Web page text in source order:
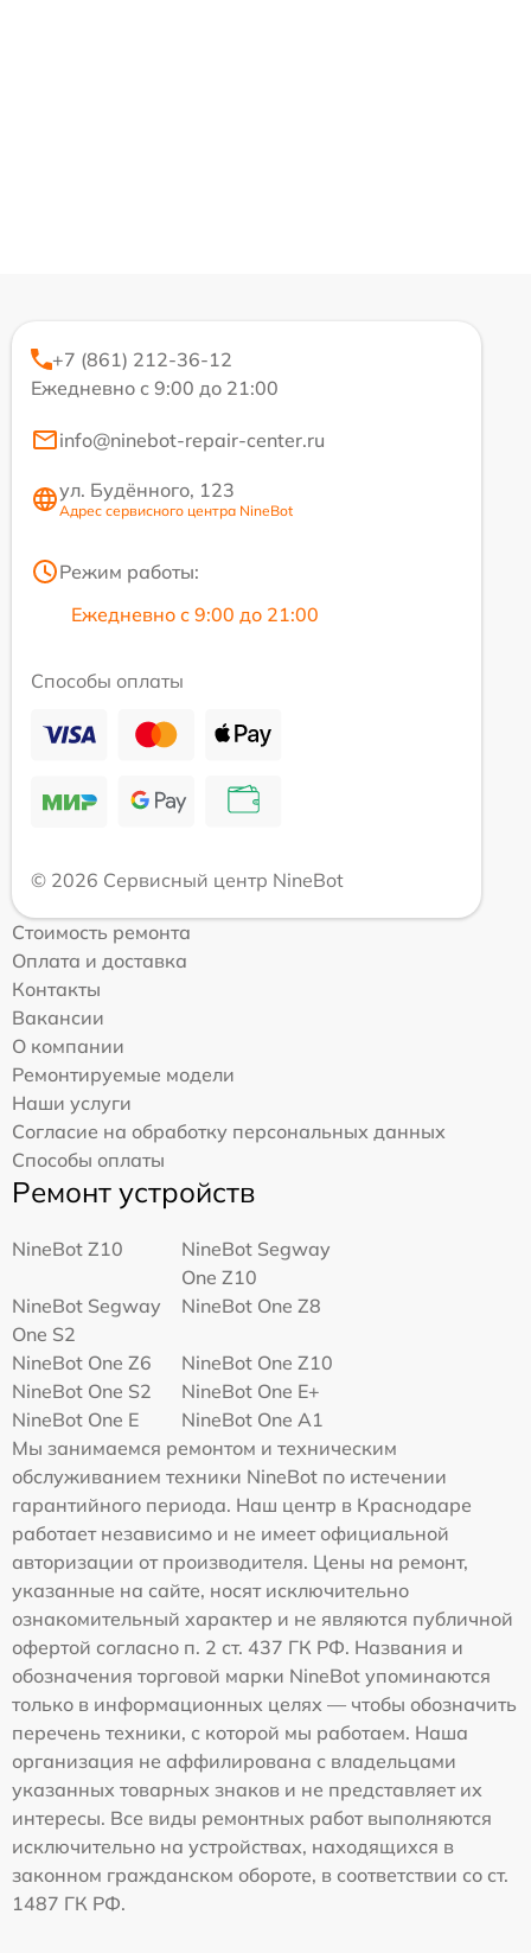
+7 (861) 212-36-12
Ежедневно с 9:00 до 21:00
info@ninebot-repair-center.ru
ул. Будённого, 123
Адрес сервисного центра NineBot
Режим работы:
Ежедневно с 9:00 до 21:00
Способы оплаты
© 2026 Сервисный центр NineBot
Стоимость ремонта
Оплата и доставка
Контакты
Вакансии
О компании
Ремонтируемые модели
Наши услуги
Согласие на обработку персональных данных
Способы оплаты
Ремонт устройств
NineBot Z10
NineBot Segway
One Z10
NineBot Segway
One S2
NineBot One Z8
NineBot One Z6
NineBot One Z10
NineBot One S2
NineBot One E+
NineBot One E
NineBot One A1
Мы занимаемся ремонтом и техническим
обслуживанием техники NineBot по истечении
гарантийного периода. Наш центр в Краснодаре
работает независимо и не имеет официальной
авторизации от производителя. Цены на ремонт,
указанные на сайте, носят исключительно
ознакомительный характер и не являются публичной
офертой согласно п. 2 ст. 437 ГК РФ. Названия и
обозначения торговой марки NineBot упоминаются
только в информационных целях — чтобы обозначить
перечень техники, с которой мы работаем. Наша
организация не аффилирована с владельцами
указанных товарных знаков и не представляет их
интересы. Все виды ремонтных работ выполняются
исключительно на устройствах, находящихся в
законном гражданском обороте, в соответствии со ст.
1487 ГК РФ.